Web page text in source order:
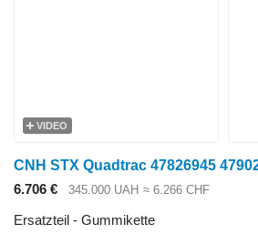
VIDEO
6.706 € 345.000 UAH ≈ 6.266 CHF
Ersatzteil - Gummikette